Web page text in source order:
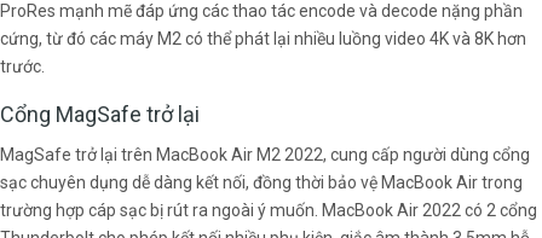
ProRes mạnh mẽ đáp ứng các thao tác encode và decode nặng phần
cứng, từ đó các máy M2 có thể phát lại nhiều luồng video 4K và 8K hơn
trước.
Cổng MagSafe trở lại
MagSafe trở lại trên MacBook Air M2 2022, cung cấp người dùng cổng
sạc chuyên dụng dễ dàng kết nối, đồng thời bảo vệ MacBook Air trong
trường hợp cáp sạc bị rút ra ngoài ý muốn. MacBook Air 2022 có 2 cổng